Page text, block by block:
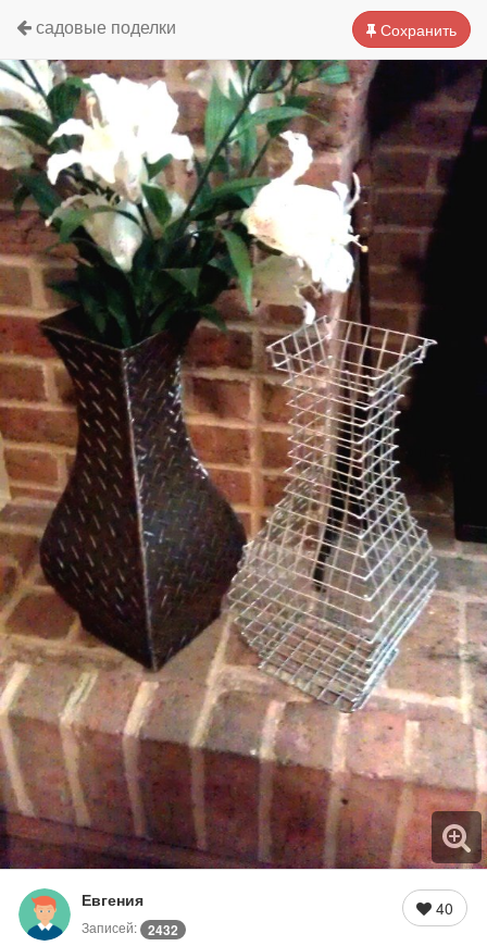
Сохранить
садовые поделки
Евгения
Записей: 2432
40